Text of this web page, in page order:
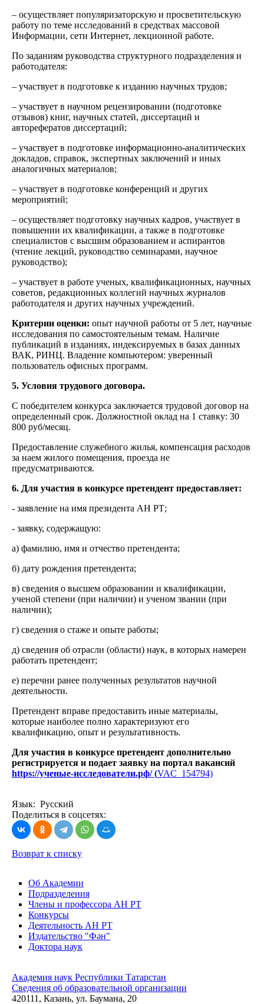
– осуществляет популяризаторскую и просветительскую
работу по теме исследований в средствах массовой
Информации, сети Интернет, лекционной работе.
По заданиям руководства структурного подразделения и
работодателя:
– участвует в подготовке к изданию научных трудов;
– участвует в научном рецензировании (подготовке
отзывов) книг, научных статей, диссертаций и
авторефератов диссертаций;
– участвует в подготовке информационно-аналитических
докладов, справок, экспертных заключений и иных
аналогичных материалов;
– участвует в подготовке конференций и других
мероприятий;
– осуществляет подготовку научных кадров, участвует в
повышении их квалификации, а также в подготовке
специалистов с высшим образованием и аспирантов
(чтение лекций, руководство семинарами, научное
руководство);
– участвует в работе ученых, квалификационных, научных
советов, редакционных коллегий научных журналов
работодателя и других научных учреждений.
Критерии оценки: опыт научной работы от 5 лет, научные
исследования по самостоятельным темам. Наличие
публикаций в изданиях, индексируемых в базах данных
ВАК, РИНЦ. Владение компьютером: уверенный
пользователь офисных программ.
5. Условия трудового договора.
С победителем конкурса заключается трудовой договор на
определенный срок. Должностной оклад на 1 ставку: 30
800 руб/месяц.
Предоставление служебного жилья, компенсация расходов
за наем жилого помещения, проезда не
предусматриваются.
6. Для участия в конкурсе претендент предоставляет:
- заявление на имя президента АН РТ;
- заявку, содержащую:
а) фамилию, имя и отчество претендента;
б) дату рождения претендента;
в) сведения о высшем образовании и квалификации,
ученой степени (при наличии) и ученом звании (при
наличии);
г) сведения о стаже и опыте работы;
д) сведения об отрасли (области) наук, в которых намерен
работать претендент;
е) перечни ранее полученных результатов научной
деятельности.
Претендент вправе предоставить иные материалы,
которые наиболее полно характеризуют его
квалификацию, опыт и результативность.
Для участия в конкурсе претендент дополнительно
регистрируется и подает заявку на портал вакансий
https://ученые-исследователи.рф/ (VAC_154794)
Язык: Русский
Поделиться в соцсетях:
Возврат к списку
Об Академии
Подразделения
Члены и профессора АН РТ
Конкурсы
Деятельность АН РТ
Издательство "Фән"
Доктора наук
Академия наук Республики Татарстан
Сведения об образовательной организации
420111, Казань, ул. Баумана, 20